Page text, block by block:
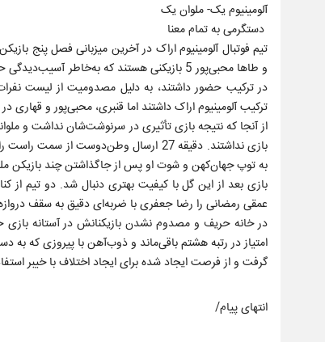
آلومینیوم یک- ملوان یک
دستگرمی به تمام معنا
تیم فوتبال آلومینیوم اراک در آخرین میزبانی فصل پنج
و طاها محبی‌پور 5 بازیکنی هستند که
در ترکیب حضور داشتند، به دلیل مصدومیت از لیست نفرات
ترکیب آلومینیوم اراک داشتند اما قنبری، محبی‌پور و
از آنجا که نتیجه بازی تأثیری در سرنوشت‌شان نداشت و
به توپ جهان‌کهن و شوت او پس از جاگذاشتن چند بازیکن
عمقی رمضانی را رضا جعفری با ضربه‌ای دقیق به سقف دروازه
گرفت و از فرصت ایجاد شده برای ایجاد اختلاف با خیبر
انتهای پیام/